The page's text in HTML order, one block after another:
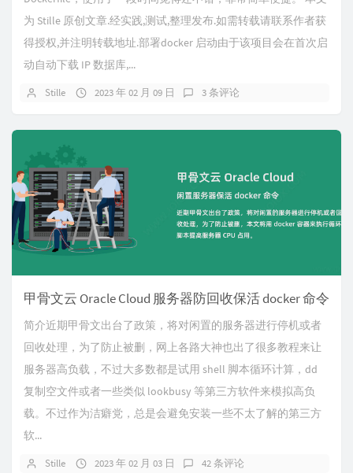
为 Stille 原创文章.经实践,测试,整理发布.如需转载请联系作者获
得授权,并注明转载地址.部署docker 启动由于该项目会在首次启
动自动下载 IP 数据库,...
Stille 2023 年 02 月 09 日 3 条评论
甲骨文云 Oracle Cloud 服务器防回收保活 docker 命令
简介近期甲骨文出台了政策，将对闲置的服务器进行停机或者
回收处理，为了防止被删，网上各路大神也出了很多教程来让
服务器高负载，不过大多数都是试用 shell 脚本循环计算，dd
复制空文件或者一些类似 lookbusy 等第三方软件来模拟高负
载。不过作为洁癖党，总是会避免安装一些不太了解的第三方
软...
Stille 2023 年 02 月 03 日 42 条评论